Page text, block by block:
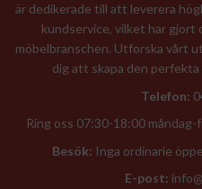
är dedikerade till att leverera
kundservice, vilket har gjort
möbelbranschen. Utforska vårt
dig att skapa den
Telefon:
Ring oss 07:30-18:00
Besök: Inga ordinarie
E-post: